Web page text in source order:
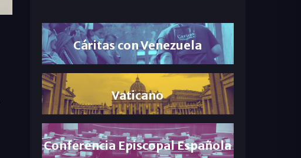
Cáritas con Venezuela
Vaticano
Conferencia Episcopal Española